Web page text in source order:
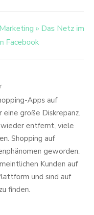
» Das Netz im
Facebook
Apps auf
eine große Diskrepanz.
entfernt, viele
Shopping auf
geworden.
Kunden auf
und sind auf
finden.